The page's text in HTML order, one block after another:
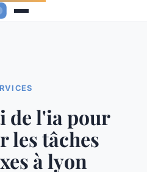
de l'ia pour
les tâches
à lyon